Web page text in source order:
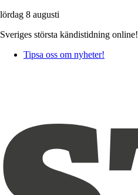
lördag 8 augusti
Sveriges största kändistidning online!
Tipsa oss om nyheter!